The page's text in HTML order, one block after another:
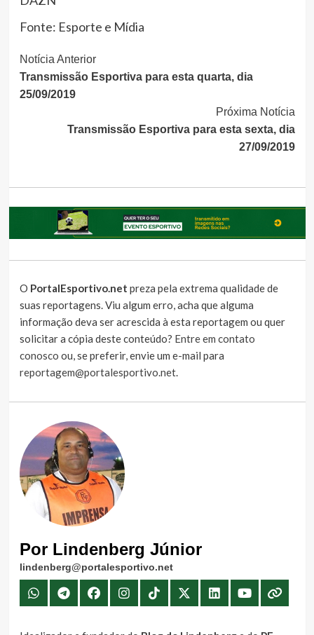
Fonte: Esporte e Mídia
Continue
Lendo
Notícia Anterior
Transmissão Esportiva para esta quarta, dia
25/09/2019
Próxima Notícia
Transmissão Esportiva para esta sexta, dia
27/09/2019
O PortalEsportivo.net preza pela extrema qualidade de
suas reportagens. Viu algum erro, acha que alguma
informação deva ser acrescida à esta reportagem ou quer
solicitar a cópia deste conteúdo? Entre em contato
conosco ou, se preferir, envie um e-mail para
reportagem@portalesportivo.net.
Por Lindenberg Júnior
lindenberg@portalesportivo.net